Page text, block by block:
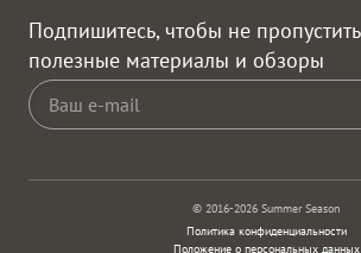
Подпишитесь, чтобы не пропустить
полезные материалы и обзоры
© 2016-2026 Summer Season
Политика конфиденциальности
Положение о персональных данных